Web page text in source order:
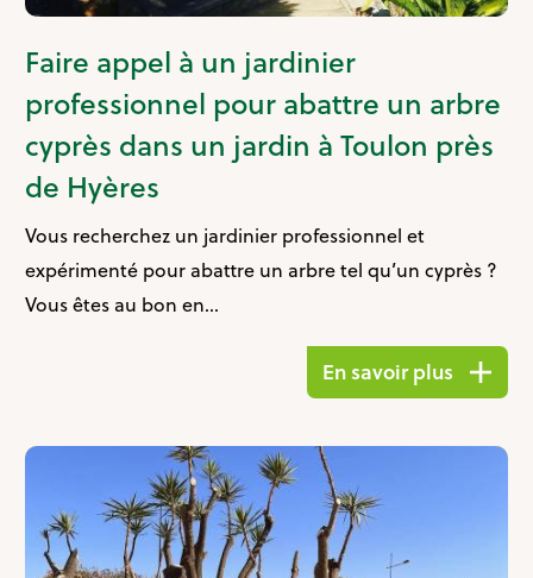
Faire appel à un jardinier
professionnel pour abattre un arbre
cyprès dans un jardin à Toulon près
de Hyères
Vous recherchez un jardinier professionnel et
expérimenté pour abattre un arbre tel qu’un cyprès ?
Vous êtes au bon en...
En savoir plus